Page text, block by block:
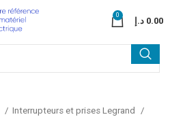
0
0.00 د.إ
Interrupteurs et prises Legrand